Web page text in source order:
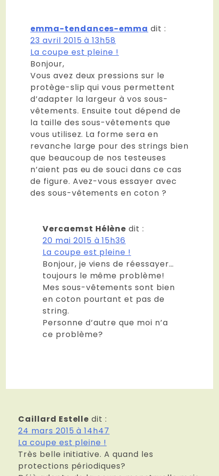
emma-tendances-emma dit :
23 avril 2015 à 13h58
La coupe est pleine !
Bonjour,
Vous avez deux pressions sur le
protège-slip qui vous permettent
d’adapter la largeur à vos sous-
vêtements. Ensuite tout dépend de
la taille des sous-vêtements que
vous utilisez. La forme sera en
revanche large pour des strings bien
que beaucoup de nos testeuses
n’aient pas eu de souci dans ce cas
de figure. Avez-vous essayer avec
des sous-vêtements en coton ?
Vercaemst Hélène dit :
20 mai 2015 à 15h36
La coupe est pleine !
Bonjour, je viens de réessayer…
toujours le même problème!
Mes sous-vêtements sont bien
en coton pourtant et pas de
string.
Personne d’autre que moi n’a
ce problème?
Caillard Estelle dit :
24 mars 2015 à 14h47
La coupe est pleine !
Très belle initiative. A quand les
protections périodiques?